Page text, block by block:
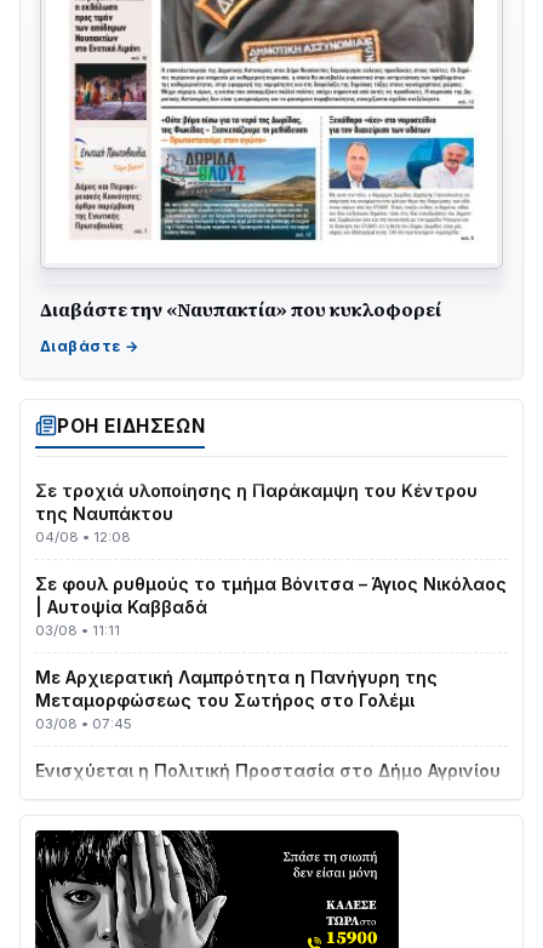
Διαβάστε την «Ναυπακτία» που κυκλοφορεί
ΡΟΗ ΕΙΔΗΣΕΩΝ
ΤΟ ΠΑΡΤΥ ΣΥΝΕΧΙΖΕΤΑΙ…
05/08 • 08:41
Στο σκοτάδι μεγάλο μέρος στο Λυγιά Ναυπάκτου
04/08 • 19:47
της Ναυπάκτου
04/08 • 12:08
Σε φουλ ρυθμούς το τμήμα Βόνιτσα – Άγιος Νικόλαος
| Αυτοψία Καββαδά
03/08 • 11:11
Με Αρχιερατική Λαμπρότητα η Πανήγυρη της
Μεταμορφώσεως του Σωτήρος στο Γολέμι
03/08 • 07:45
Ενισχύεται η Πολιτική Προστασία στο Δήμο Αγρινίου
με δύο νέα υδροφόρα οχήματα
Διαβάστε την «Ναυπακτία» που κυκλοφορεί
31/07 • 08:16
Δωρίδα για Όλους: «Καμία εκχώρηση των νερών
στην ΕΥΔΑΠ»